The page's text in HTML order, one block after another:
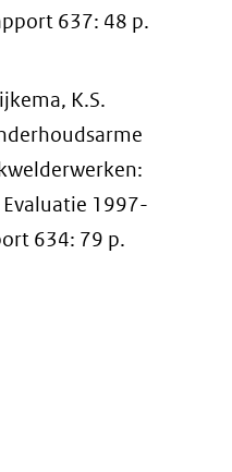
637: 48 p.
K.S.
1997-
634: 79 p.